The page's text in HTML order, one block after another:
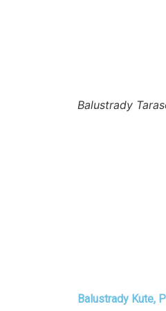
Balustrady
Balustrady Kute,